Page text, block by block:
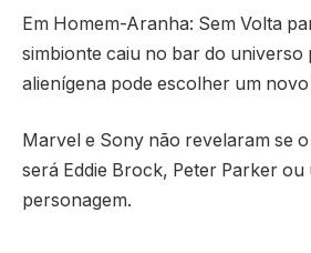
Em Homem-Aranha: Sem Volta
simbionte caiu no bar do universo
alienígena pode escolher um
Marvel e Sony não revelaram se
será Eddie Brock, Peter Parker ou
personagem.